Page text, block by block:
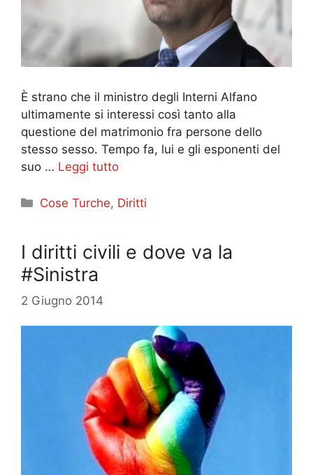
È strano che il ministro degli Interni Alfano
ultimamente si interessi così tanto alla
questione del matrimonio fra persone dello
stesso sesso. Tempo fa, lui e gli esponenti del
suo … Leggi tutto
Categorie
Cose Turche, Diritti
I diritti civili e dove va la
#Sinistra
2 Giugno 2014